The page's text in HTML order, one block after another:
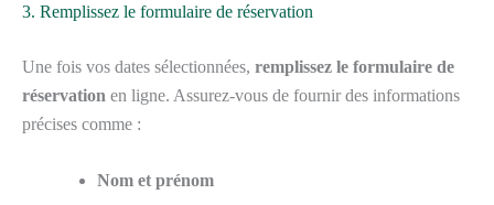
3. Remplissez le formulaire de réservation
Une fois vos dates sélectionnées, remplissez le formulaire de
réservation en ligne. Assurez-vous de fournir des informations
précises comme :
Nom et prénom